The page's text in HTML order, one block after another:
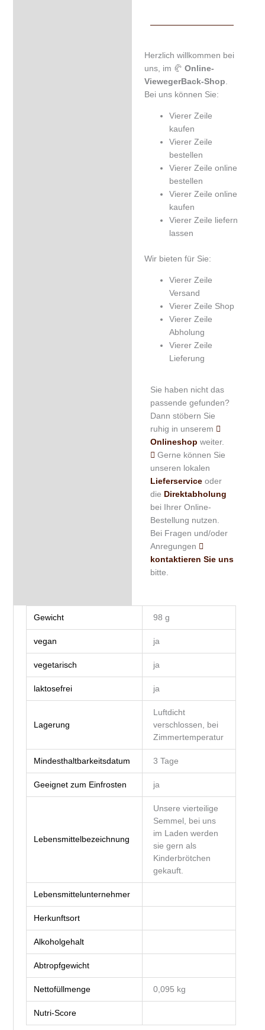
Herzlich willkommen bei
uns, im 🥐 Online-
ViewegerBack-Shop
Bei uns können Sie:
Vierer Zeile
kaufen
Vierer Zeile
bestellen
Vierer Zeile online
bestellen
Vierer Zeile online
kaufen
Vierer Zeile liefern
lassen
Wir bieten für Sie:
Vierer Zeile
Versand
Vierer Zeile Shop
Vierer Zeile
Abholung
Vierer Zeile
Lieferung
Sie haben nicht das
passende gefunden?
Dann stöbern Sie
ruhig in unserem
Onlineshop weiter.
Gerne können Sie
unseren lokalen
Lieferserviceoder
die Direktabholung
bei Ihrer Online-
Bestellung nutzen.
Bei Fragen und/oder
Anregungen
kontaktieren Sie uns
bitte.
Gewicht 98 g
vegan ja
vegetarisch ja
laktosefrei ja
Lagerung
Luftdicht
verschlossen, bei
Zimmertemperatur
Mindesthaltbarkeitsdatum 3 Tage
Geeignet zum Einfrosten ja
Lebensmittelbezeichnung
Unsere vierteilige
Semmel, bei uns
im Laden werden
sie gern als
Kinderbrötchen
gekauft.
Lebensmittelunternehmer
Herkunftsort
Alkoholgehalt
Abtropfgewicht
Nettofüllmenge 0,095 kg
Nutri-Score